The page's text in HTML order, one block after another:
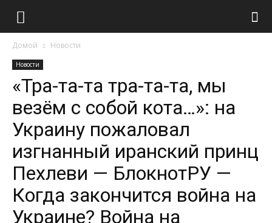
Домой Новости
Новости
«Тра-та-та тра-та-та, мы
везём с собой кота…»: на
Украину пожаловал
изгнанный иранский принц
Пехлеви — БлокнотРУ —
Когда закончится война на
Украине? Война на